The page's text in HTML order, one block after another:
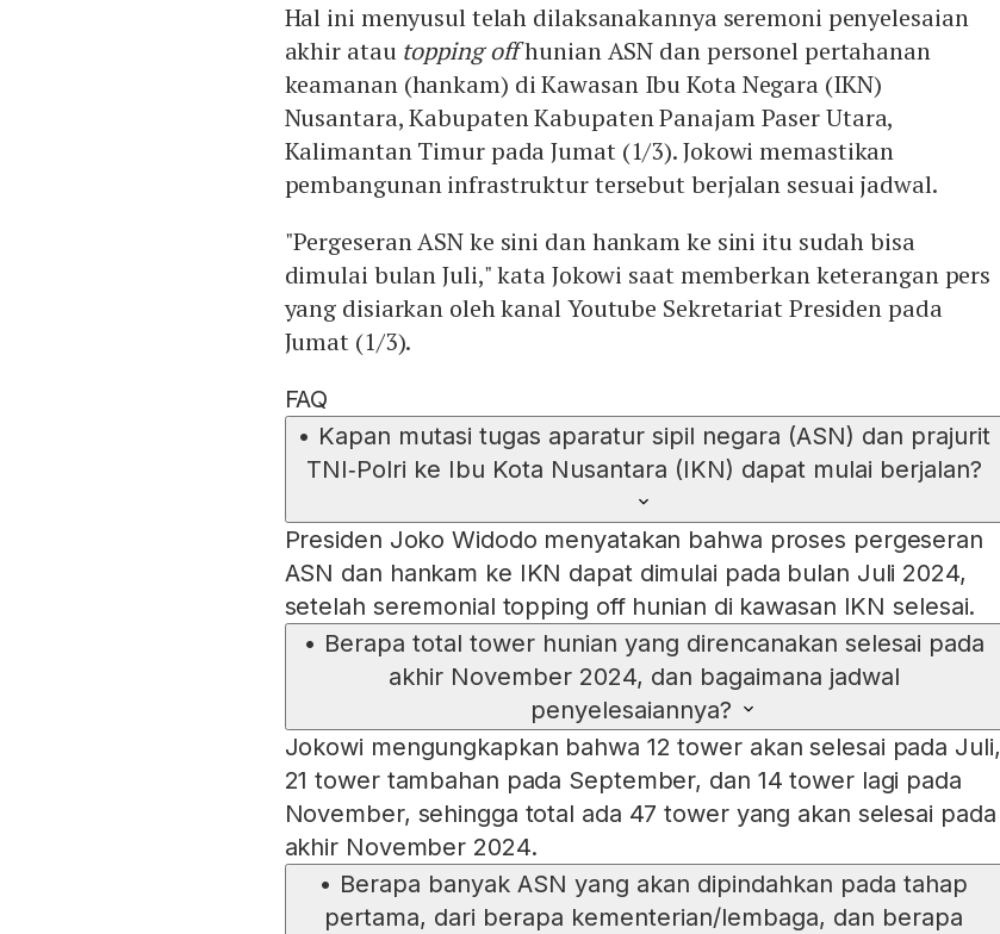
Hal ini menyusul telah dilaksanakannya seremoni penyelesaian
akhir atau topping offhunian ASN dan personel pertahanan
keamanan (hankam) di Kawasan Ibu Kota Negara (IKN)
Nusantara, Kabupaten Kabupaten Panajam Paser Utara,
Kalimantan Timur pada Jumat (1/3). Jokowi memastikan
pembangunan infrastruktur tersebut berjalan sesuai jadwal.
"Pergeseran ASN ke sini dan hankam ke sini itu sudah bisa
dimulai bulan Juli," kata Jokowi saat memberkan keterangan pers
yang disiarkan oleh kanal Youtube Sekretariat Presiden pada
Jumat (1/3).
FAQ
• Kapan mutasi tugas aparatur sipil negara (ASN) dan prajurit
TNI‑Polri ke Ibu Kota Nusantara (IKN) dapat mulai berjalan?
Presiden Joko Widodo menyatakan bahwa proses pergeseran
ASN dan hankam ke IKN dapat dimulai pada bulan Juli 2024,
setelah seremonial topping off hunian di kawasan IKN selesai.
• Berapa total tower hunian yang direncanakan selesai pada
akhir November 2024, dan bagaimana jadwal
penyelesaiannya?
Jokowi mengungkapkan bahwa 12 tower akan selesai pada Juli,
21 tower tambahan pada September, dan 14 tower lagi pada
November, sehingga total ada 47 tower yang akan selesai pada
akhir November 2024.
• Berapa banyak ASN yang akan dipindahkan pada tahap
pertama, dari berapa kementerian/lembaga, dan berapa